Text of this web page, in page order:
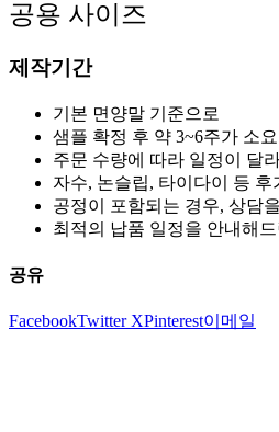
공용 사이즈
제작기간
기본 면양말 기준으로
샘플 확정 후 약 3~6주가 소
주문 수량에 따라 일정이 달
자수, 논슬립, 타이다이 등 후
공정이 포함되는 경우, 상담
최적의 납품 일정을 안내해
공유
FacebookTwitter XPinterest이메일